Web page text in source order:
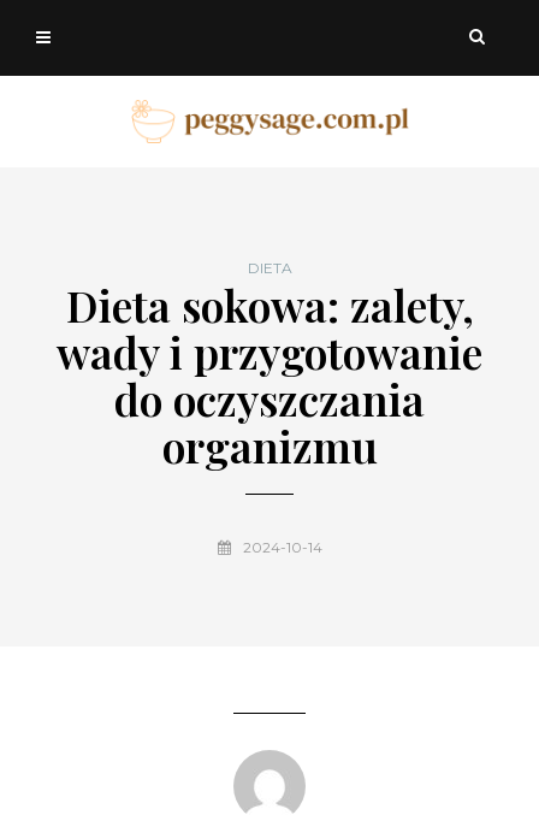
DIETA
Dieta sokowa: zalety,
wady i przygotowanie
do oczyszczania
organizmu
2024-10-14